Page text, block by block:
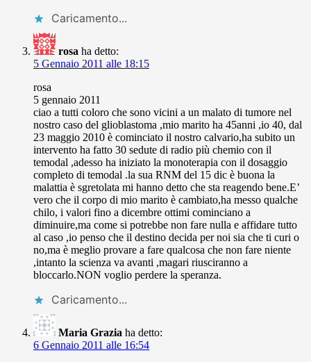
Caricamento...
rosa ha detto:
5 Gennaio 2011 alle 18:15
rosa
5 gennaio 2011
ciao a tutti coloro che sono vicini a un malato di tumore nel
nostro caso del glioblastoma ,mio marito ha 45anni ,io 40, dal
23 maggio 2010 è cominciato il nostro calvario,ha subito un
intervento ha fatto 30 sedute di radio più chemio con il
temodal ,adesso ha iniziato la monoterapia con il dosaggio
completo di temodal .la sua RNM del 15 dic è buona la
malattia è sgretolata mi hanno detto che sta reagendo bene.E’
vero che il corpo di mio marito è cambiato,ha messo qualche
chilo, i valori fino a dicembre ottimi cominciano a
diminuire,ma come si potrebbe non fare nulla e affidare tutto
al caso ,io penso che il destino decida per noi sia che ti curi o
no,ma è meglio provare a fare qualcosa che non fare niente
,intanto la scienza va avanti ,magari riusciranno a
bloccarlo.NON voglio perdere la speranza.
Caricamento...
Maria Grazia ha detto:
6 Gennaio 2011 alle 16:54